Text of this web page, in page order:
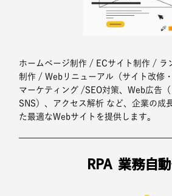
ホームページ制作 / ECサイト制作 / ラ
制作 / Webリニューアル（サイト改修
マーケティング /SEO対策、Web広告（
SNS）、アクセス解析 など、企業の成
た最適なWebサイトを提供します。
RPA 業務自